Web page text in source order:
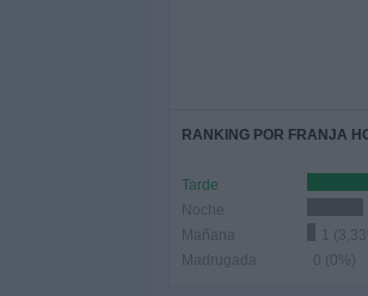
RANKING POR FRANJA
Tarde
Noche
Mañana
1
Madrugada
0 (0%)